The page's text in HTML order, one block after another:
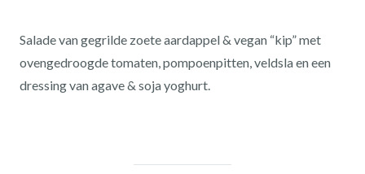
Salade van gegrilde zoete aardappel & vegan “kip” met
ovengedroogde tomaten, pompoenpitten, veldsla en een
dressing van agave & soja yoghurt.